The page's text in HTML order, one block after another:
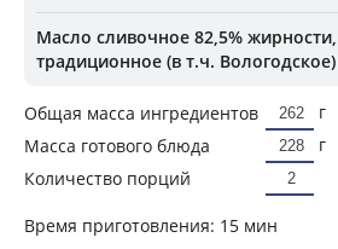
Масло сливочное 82,5% жирности,
традиционное (в т.ч. Вологодское)
Общая масса ингредиентов
г
Масса готового блюда
г
Количество порций
Время приготовления: 15 мин